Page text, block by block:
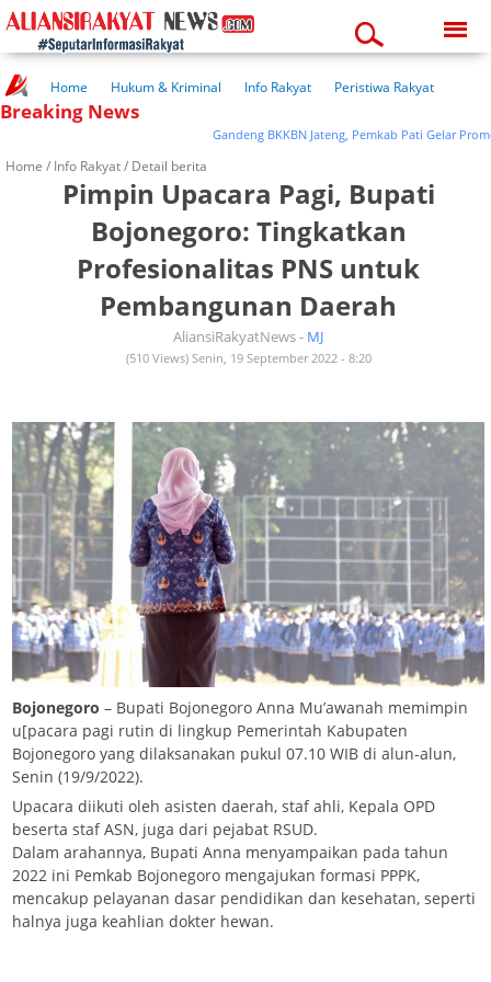
12:05:39 am
Home Hukum & Kriminal Info Rakyat
Peristiwa Rakyat
Kuliner Rakyat
Wisata Rakyat
Breaking News
Gandeng BKKBN Jateng, Pemkab Pati Gelar Promosi
Home / Info Rakyat/ Detail berita
Pimpin Upacara Pagi, Bupati
Bojonegoro: Tingkatkan
Profesionalitas PNS untuk
Pembangunan Daerah
AliansiRakyatNews - MJ
(510 Views) Senin, 19 September 2022 - 8:20
Bojonegoro – Bupati Bojonegoro Anna Mu’awanah memimpin
u[pacara pagi rutin di lingkup Pemerintah Kabupaten
Bojonegoro yang dilaksanakan pukul 07.10 WIB di alun-alun,
Senin (19/9/2022).
Upacara diikuti oleh asisten daerah, staf ahli, Kepala OPD
beserta staf ASN, juga dari pejabat RSUD.
Dalam arahannya, Bupati Anna menyampaikan pada tahun
2022 ini Pemkab Bojonegoro mengajukan formasi PPPK,
mencakup pelayanan dasar pendidikan dan kesehatan, seperti
halnya juga keahlian dokter hewan.